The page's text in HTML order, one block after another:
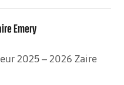
Emery
2025 – 2026 Zaire